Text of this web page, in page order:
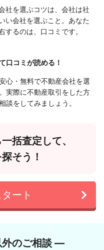
社を選ぶコツは、会社は社
い会社を選ぶこと。あなた
するのは、口コミです。
口コミが読める！
心・無料で不動産会社を選
実際に不動産取引をした方
談をしてみましょう。
括査定して、
そう！
ート
のご相談 ―